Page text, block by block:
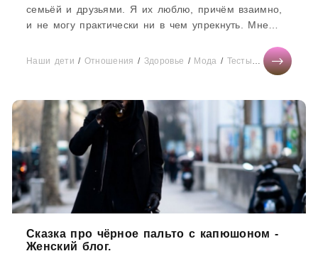
семьёй и друзьями. Я их люблю, причём взаимно,
и не могу практически ни в чем упрекнуть. Мне
Наши дети / Отношения / Здоровье / Мода / Тесты онлайн /
Сказка про чёрное пальто с капюшоном -
Женский блог.